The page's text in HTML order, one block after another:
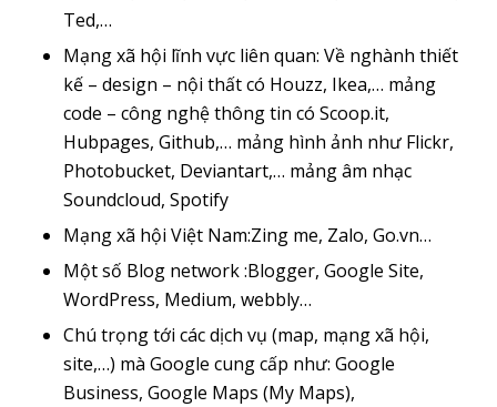
Ted,…
Mạng xã hội lĩnh vực liên quan: Về nghành thiết
kế – design – nội thất có Houzz, Ikea,… mảng
code – công nghệ thông tin có Scoop.it,
Hubpages, Github,… mảng hình ảnh như Flickr,
Photobucket, Deviantart,… mảng âm nhạc
Soundcloud, Spotify
Mạng xã hội Việt Nam:Zing me, Zalo, Go.vn…
Một số Blog network :Blogger, Google Site,
WordPress, Medium, webbly…
Chú trọng tới các dịch vụ (map, mạng xã hội,
site,…) mà Google cung cấp như: Google
Business, Google Maps (My Maps),